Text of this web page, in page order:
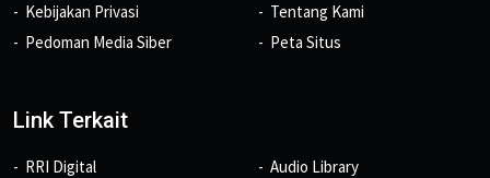
Kebijakan Privasi
Pedoman Media Siber
Tentang Kami
Peta Situs
Link Terkait
RRI Digital
Audio Library